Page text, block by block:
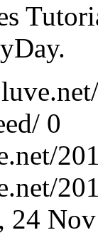
0
24